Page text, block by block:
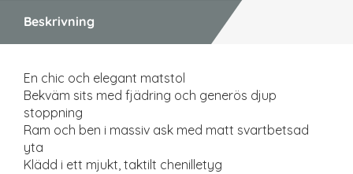
Beskrivning
En chic och elegant matstol
Bekväm sits med fjädring och generös djup
stoppning
Ram och ben i massiv ask med matt svartbetsad
yta
Klädd i ett mjukt, taktilt chenilletyg